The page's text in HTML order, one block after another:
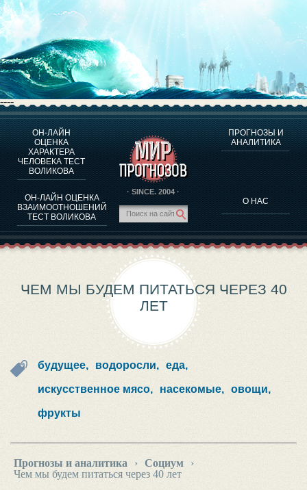
----
ОН-ЛАЙН
ОЦЕНКА
ХАРАКТЕРА
ЧЕЛОВЕКА ТЕСТ
ВОЛИКОВА
ОН-ЛАЙН ОЦЕНКА
ВЗАИМООТНОШЕНИЙ
ТЕСТ ВОЛИКОВА
· SINCE. 2004 ·
ПРОГНОЗЫ И
АНАЛИТИКА
О НАС
О ПРОГРАММЕ
ОЦЕНКА ХАРАКТЕРA ЧЕЛОВЕКА
ОЦЕНКА ХАРАКТЕРА ВЫДАЮЩИХСЯ ЛИЧНОСТЕЙ
О ПРОГРАММЕ
ТЕСТ НА СОВМЕСТИМОСТЬ ВОЛИКОВА
ПРОГНОЗЫ И АНАЛИТИКА
ЧЕМ МЫ БУДЕМ ПИТАТЬСЯ ЧЕРЕЗ 40
ЛЕТ
будущее, водоросли, еда,
искусственное мясо, насекомые, овощи,
фрукты
Прогнозы и аналитика › Социум
›
Чем мы будем питаться через 40 лет